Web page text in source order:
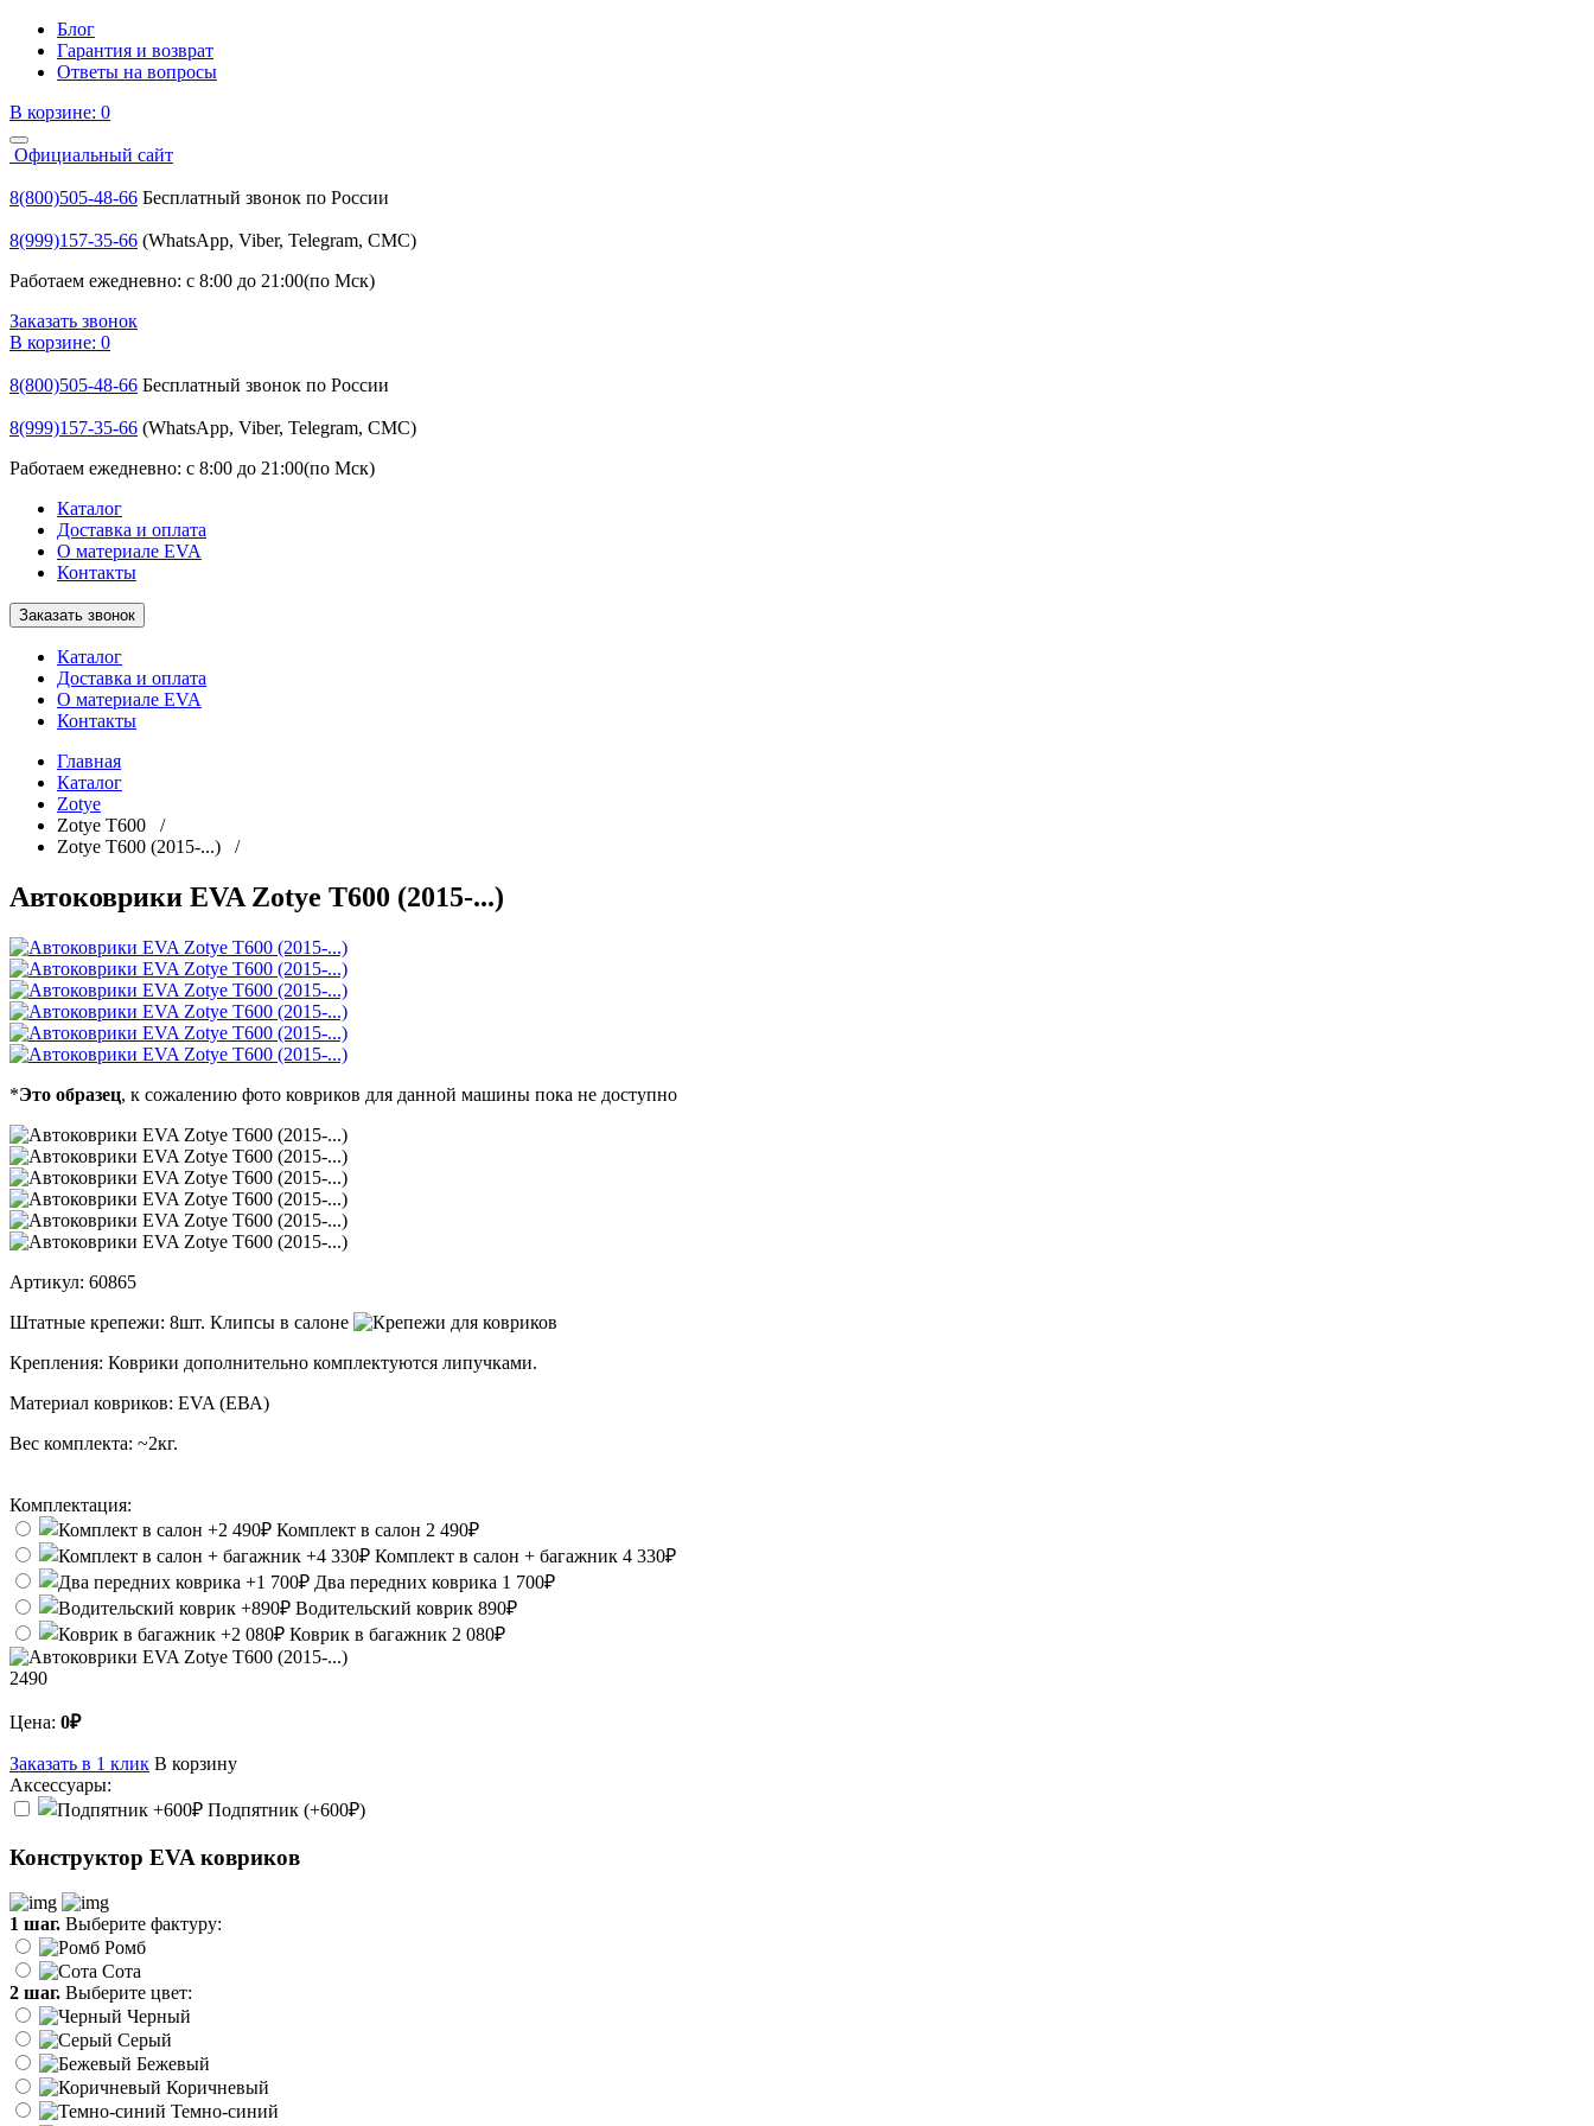
Блог
Гарантия и возврат
Ответы на вопросы
В корзине: 0
Официальный сайт
8(800)505-48-66 Бесплатный звонок по России
8(999)157-35-66 (WhatsApp, Viber, Telegram, СМС)
Работаем ежедневно: с 8:00 до 21:00(по Мск)
Заказать звонок
В корзине: 0
8(800)505-48-66 Бесплатный звонок по России
8(999)157-35-66 (WhatsApp, Viber, Telegram, СМС)
Работаем ежедневно: с 8:00 до 21:00(по Мск)
Каталог
Доставка и оплата
О материале EVA
Контакты
Заказать звонок
Каталог
Доставка и оплата
О материале EVA
Контакты
Главная
Каталог
Zotye
Zotye T600 /
Zotye T600 (2015-...) /
Автоковрики EVA Zotye T600 (2015-...)
*Это образец, к сожалению фото ковриков для данной машины пока не доступно
Артикул: 60865
Штатные крепежи: 8шт. Клипсы в салоне
Крепления: Коврики дополнительно комплектуются липучками.
Материал ковриков: EVA (ЕВА)
Вес комплекта: ~2кг.
Комплектация:
Комплект в салон 2 490₽
Комплект в салон + багажник 4 330₽
Два передних коврика 1 700₽
Водительский коврик 890₽
Коврик в багажник 2 080₽
2490
Цена: 0₽
Заказать в 1 клик В корзину
Аксессуары:
Подпятник (+600₽)
Конструктор EVA ковриков
1 шаг. Выберите фактуру:
Ромб
Сота
2 шаг. Выберите цвет:
Черный
Серый
Бежевый
Коричневый
Темно-синий